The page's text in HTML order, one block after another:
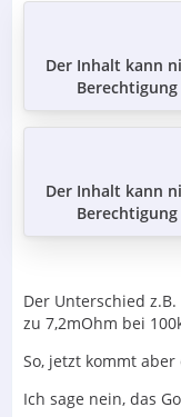
Der Inhalt kann
Der Inhalt kann
Der Unterschied
zu 7,2mOhm bei
So, jetzt kommt
Ich sage nein, das